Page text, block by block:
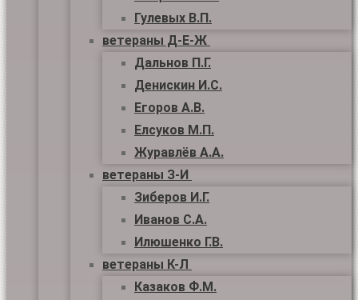
Гулевых В.П.
ветераны Д-Е-Ж
Дальнов П.Г.
Денискин И.С.
Егоров А.В.
Елсуков М.П.
Журавлёв А.А.
ветераны З-И
Зиберов И.Г.
Иванов С.А.
Илюшенко Г.В.
ветераны К-Л
Казаков Ф.М.